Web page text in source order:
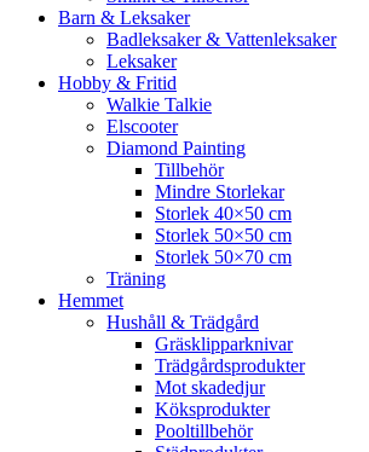
Barn & Leksaker
Badleksaker & Vattenleksaker
Leksaker
Hobby & Fritid
Walkie Talkie
Elscooter
Diamond Painting
Tillbehör
Mindre Storlekar
Storlek 40×50 cm
Storlek 50×50 cm
Storlek 50×70 cm
Träning
Hemmet
Hushåll & Trädgård
Gräsklipparknivar
Trädgårdsprodukter
Mot skadedjur
Köksprodukter
Pooltillbehör